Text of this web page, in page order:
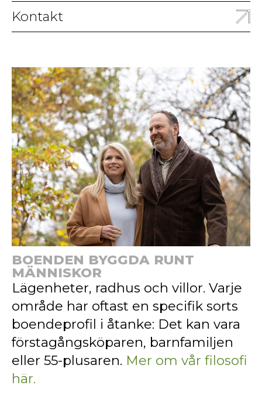
Kontakt
BOENDEN BYGGDA RUNT
MÄNNISKOR
Lägenheter, radhus och villor. Varje
område har oftast en specifik sorts
boendeprofil i åtanke: Det kan vara
förstagångsköparen, barnfamiljen
eller 55-plusaren. Mer om vår filosofi
här.